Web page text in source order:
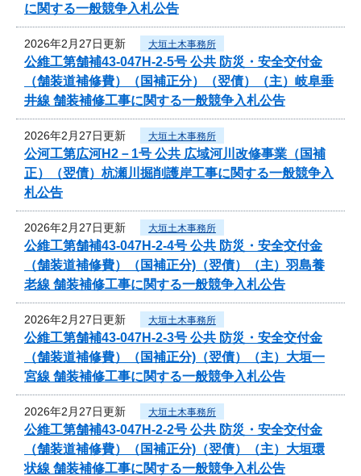
に関する一般競争入札公告
2026年2月27日更新 大垣土木事務所
公維工第舗補43-047H-2-5号 公共 防災・安全交付金
（舗装道補修費）（国補正分）（翌債）（主）岐阜垂
井線 舗装補修工事に関する一般競争入札公告
2026年2月27日更新 大垣土木事務所
公河工第広河H2－1号 公共 広域河川改修事業（国補
正）（翌債）杭瀬川掘削護岸工事に関する一般競争入
札公告
2026年2月27日更新 大垣土木事務所
公維工第舗補43-047H-2-4号 公共 防災・安全交付金
（舗装道補修費）（国補正分)（翌債）（主）羽島養
老線 舗装補修工事に関する一般競争入札公告
2026年2月27日更新 大垣土木事務所
公維工第舗補43-047H-2-3号 公共 防災・安全交付金
（舗装道補修費）（国補正分)（翌債）（主）大垣一
宮線 舗装補修工事に関する一般競争入札公告
2026年2月27日更新 大垣土木事務所
公維工第舗補43-047H-2-2号 公共 防災・安全交付金
（舗装道補修費）（国補正分)（翌債）（主）大垣環
状線 舗装補修工事に関する一般競争入札公告